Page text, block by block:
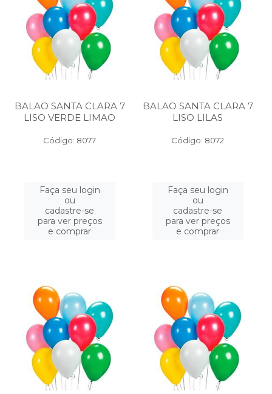
BALAO SANTA CLARA 7
LISO VERDE LIMAO
Código: 8077
Faça seu login
ou
cadastre-se
para ver preços
e comprar
BALAO SANTA CLARA 7
LISO LILAS
Código: 8072
Faça seu login
ou
cadastre-se
para ver preços
e comprar